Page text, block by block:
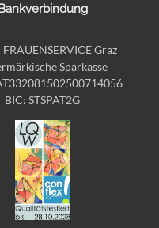
Graz
Sparkasse
BIC: STSPAT2G